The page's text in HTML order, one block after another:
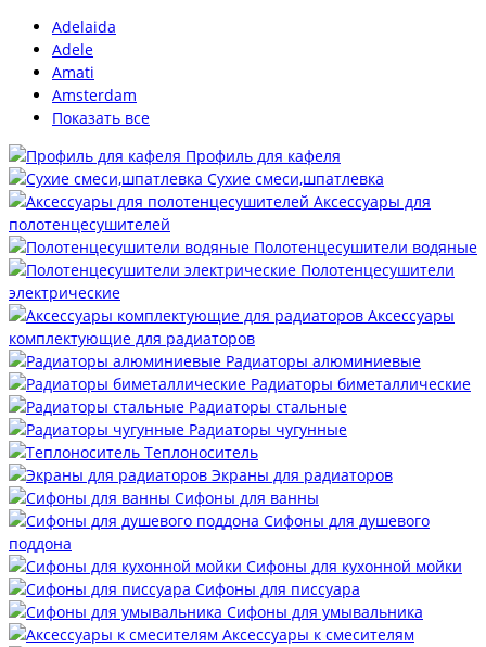
Adelaida
Adele
Amati
Amsterdam
Показать все
Профиль для кафеля
Сухие смеси,шпатлевка
Аксессуары для
полотенцесушителей
Полотенцесушители водяные
Полотенцесушители
электрические
Аксессуары
комплектующие для радиаторов
Радиаторы алюминиевые
Радиаторы биметаллические
Радиаторы стальные
Радиаторы чугунные
Теплоноситель
Экраны для радиаторов
Сифоны для ванны
Сифоны для душевого
поддона
Сифоны для кухонной мойки
Сифоны для писсуара
Сифоны для умывальника
Аксессуары к смесителям